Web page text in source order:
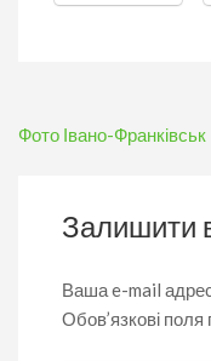
Навігація
Фото Івано-Франківськ
Залишити
Ваша e-mail
Обов’язкові поля